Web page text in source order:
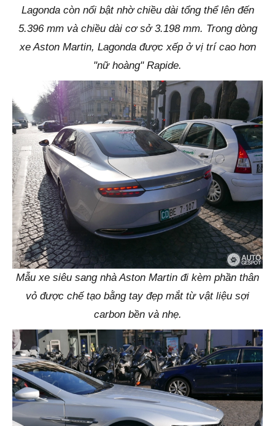
Lagonda còn nổi bật nhờ chiều dài tổng thể lên đến
5.396 mm và chiều dài cơ sở 3.198 mm. Trong dòng
xe Aston Martin, Lagonda được xếp ở vị trí cao hơn
"nữ hoàng" Rapide.
Mẫu xe siêu sang nhà Aston Martin đi kèm phần thân
vỏ được chế tạo bằng tay đẹp mắt từ vật liệu sợi
carbon bền và nhẹ.